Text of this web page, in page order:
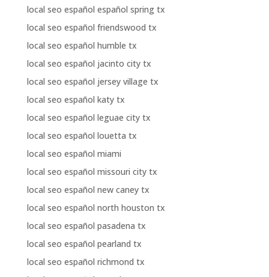
local seo español español spring tx
local seo español friendswood tx
local seo español humble tx
local seo español jacinto city tx
local seo español jersey village tx
local seo español katy tx
local seo español leguae city tx
local seo español louetta tx
local seo español miami
local seo español missouri city tx
local seo español new caney tx
local seo español north houston tx
local seo español pasadena tx
local seo español pearland tx
local seo español richmond tx